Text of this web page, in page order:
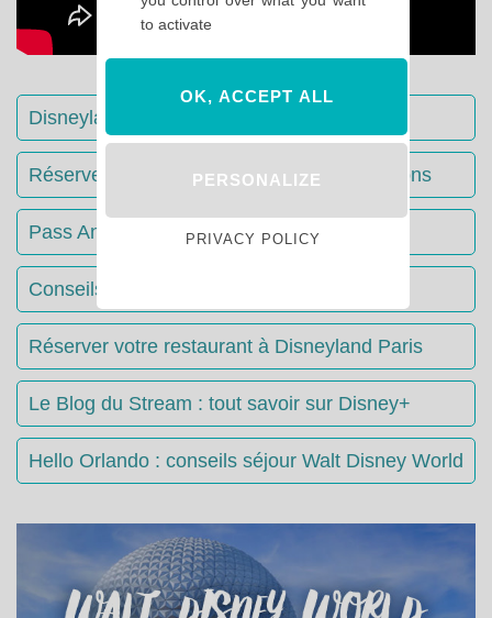
Disneyland Paris : Le guide complet
Réserver votre séjour : toutes les informations
Pass Annuels Disney : informations
Conseils & Astuces Disneyland Paris
Réserver votre restaurant à Disneyland Paris
Le Blog du Stream : tout savoir sur Disney+
Hello Orlando : conseils séjour Walt Disney World
to activate
OK, ACCEPT ALL
PERSONALIZE
PRIVACY POLICY